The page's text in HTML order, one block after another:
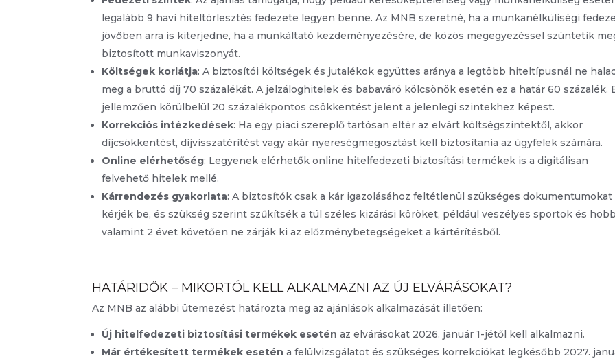
legalább 9 havi hiteltörlesztés fedezete legyen benne. Az MNB szeretné, ha a munkanélküliségi
jövőben arra is kiterjedne, ha a munkáltató kezdeményezésére, de közös megegyezéssel szüntetik
biztosított munkaviszonyát.
Költségek korlátja: A biztosítói költségek és jutalékok együttes aránya a legtöbb hiteltípusnál ne
meg a bruttó díj 70 százalékát. A jelzáloghitelek és babaváró kölcsönök esetén ez a határ 60 százalék.
jellemzően körülbelül 20 százalékpontos csökkentést jelent a jelenlegi szintekhez képest.
Korrekciós intézkedések: Ha egy piaci szereplő tartósan eltér az elvárt költségszintektől, akkor
díjcsökkentést, díjvisszatérítést vagy akár nyereségmegosztást kell biztosítania az ügyfelek számára.
Online elérhetőség: Legyenek elérhetők online hitelfedezeti biztosítási termékek is a digitálisan
felvehető hitelek mellé.
Kárrendezés gyakorlata: A biztosítók csak a kár igazolásához feltétlenül szükséges dokumentumokat
kérjék be, és szükség szerint szűkítsék a túl széles kizárási köröket, például veszélyes sportok és
valamint 2 évet követően ne zárják ki az előzménybetegségeket a kártérítésből.
HATÁRIDŐK – MIKORTÓL KELL ALKALMAZNI AZ ÚJ ELVÁRÁSOKAT?
Az MNB az alábbi ütemezést határozta meg az ajánlások alkalmazását illetően:
Új hitelfedezeti biztosítási termékek esetén az elvárásokat 2026. január 1-jétől kell alkalmazni.
Már értékesített termékek esetén a felülvizsgálatot és szükséges korrekciókat legkésőbb 2027.